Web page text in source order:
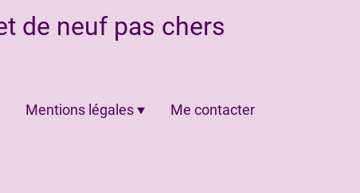
de neuf pas chers
Mentions légales Me contacter